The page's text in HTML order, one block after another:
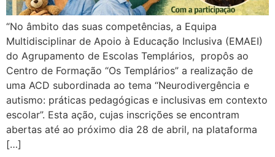
“No âmbito das suas competências, a Equipa
Multidisciplinar de Apoio à Educação Inclusiva (EMAEI)
do Agrupamento de Escolas Templários, propôs ao
Centro de Formação “Os Templários” a realização de
uma ACD subordinada ao tema “Neurodivergência e
autismo: práticas pedagógicas e inclusivas em contexto
escolar”. Esta ação, cujas inscrições se encontram
abertas até ao próximo dia 28 de abril, na plataforma
[…]